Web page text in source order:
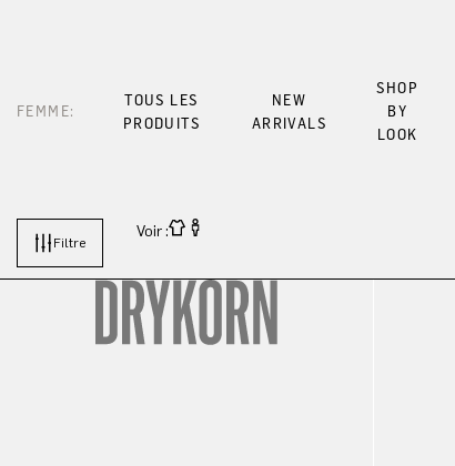
FEMME:
TOUS LES
PRODUITS
NEW
ARRIVALS
SHOP
BY
LOOK
Filtre
Voir :